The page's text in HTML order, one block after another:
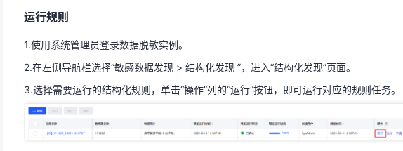
查看运行情况
1.使用系统管理员登录数据脱敏实例。
2.在左侧导航栏选择“敏感数据发现 > 结构化发现 ”，进入“结构化发现”页面。
3.选择需要查看运行状态的结构化规则，单击“操作”列的“监控”按钮，即可查看对应的规
运行规则
1.使用系统管理员登录数据脱敏实例。
2.在左侧导航栏选择“敏感数据发现 > 结构化发现 ”，进入“结构化发现”页面。
3.选择需要运行的结构化规则，单击“操作”列的“运行”按钮，即可运行对应的规则任务。